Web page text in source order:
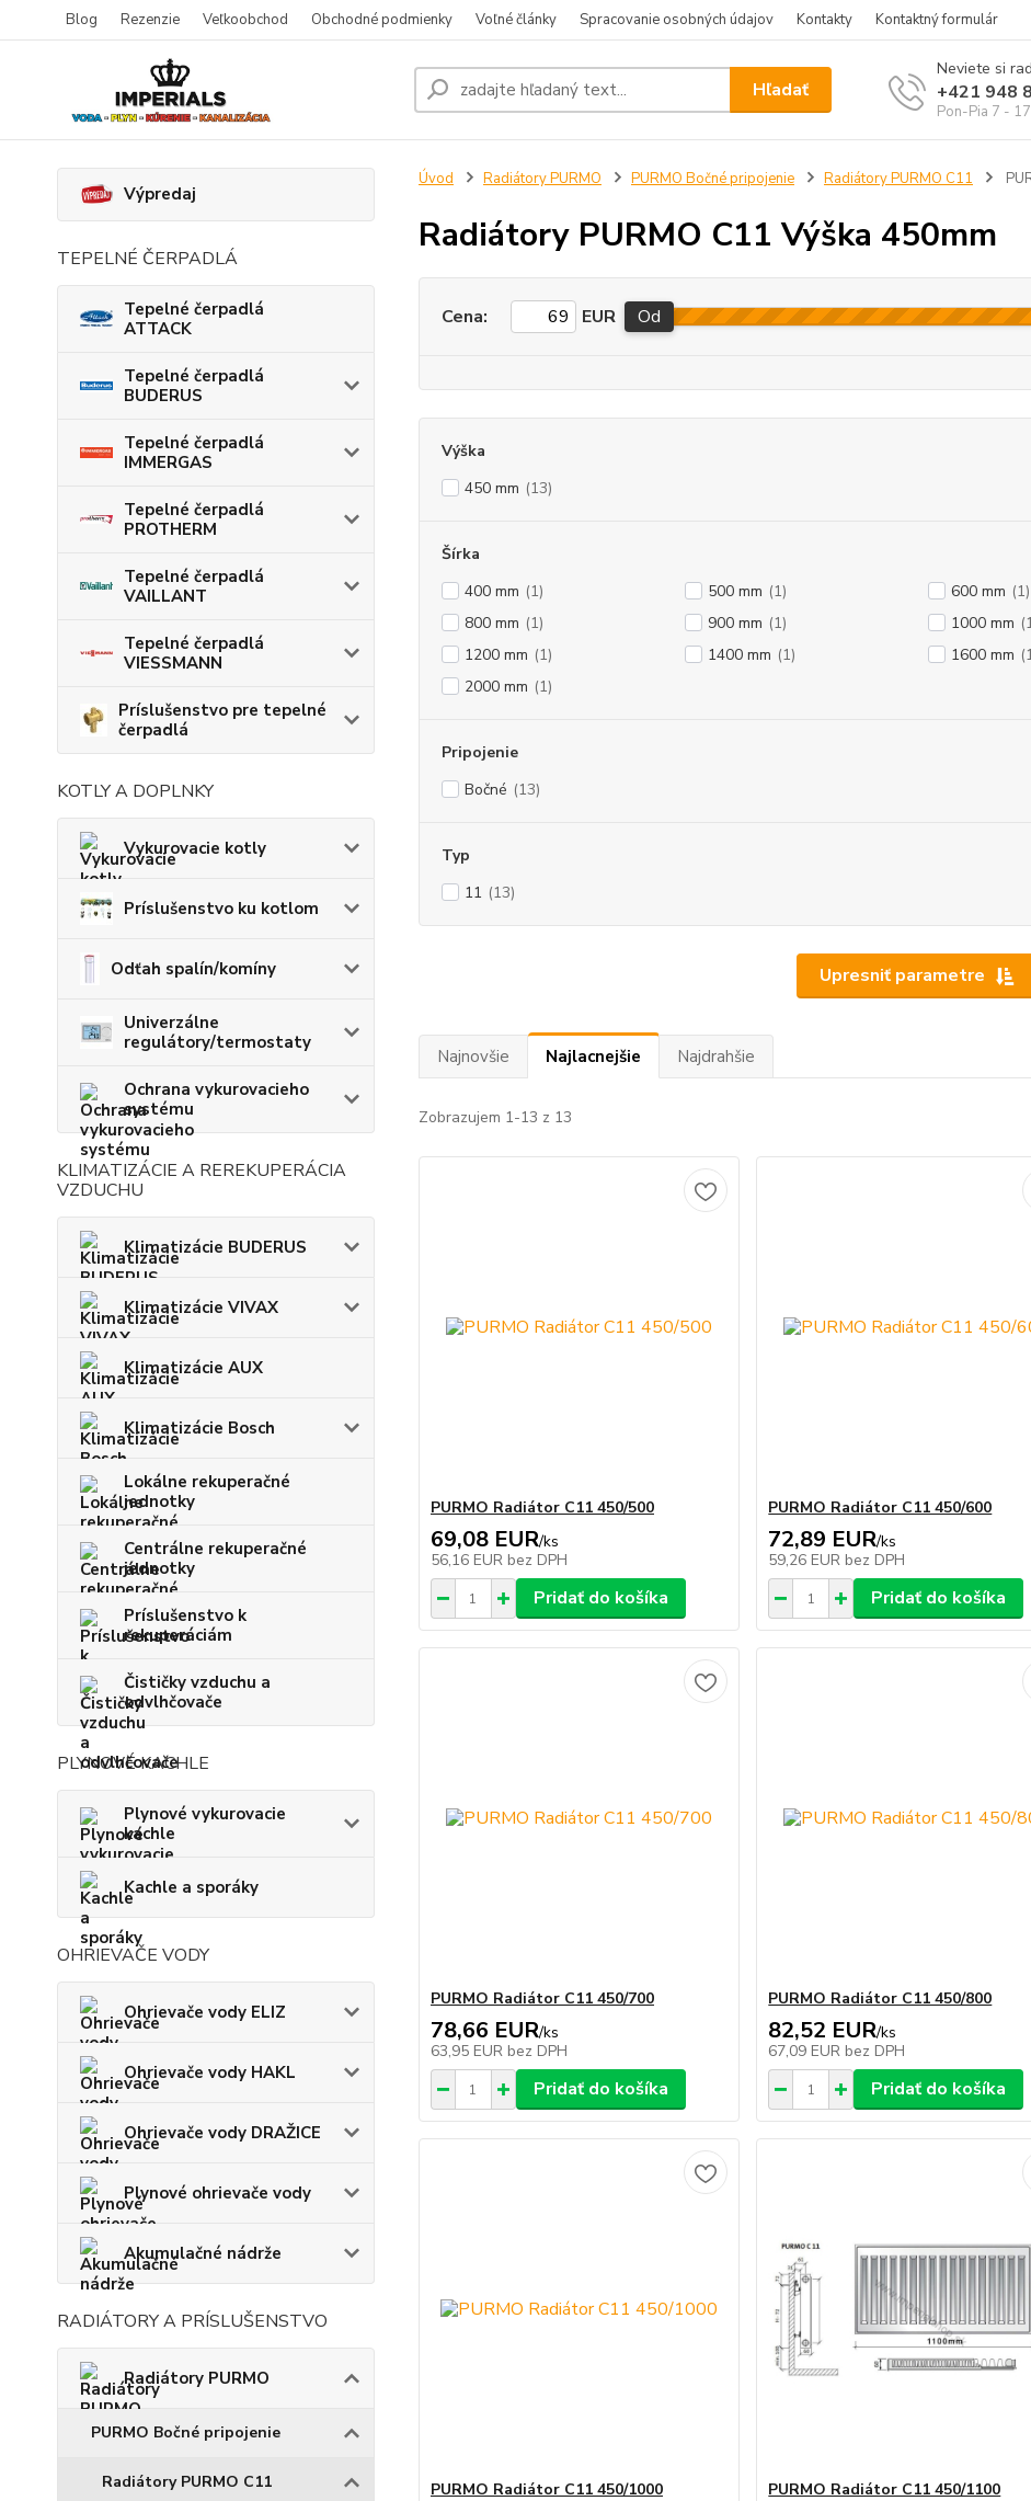
Blog Rezenzie Veľkoobchod Obchodné podmienky Voľné články Spracovanie osobných údajov Kontakty Kontaktný formulár
Hľadať
Neviete si
+421 948
Pon-Pia 7 -
Výpredaj
TEPELNÉ ČERPADLÁ
Tepelné čerpadlá
ATTACK
Tepelné čerpadlá
BUDERUS
Tepelné čerpadlá
IMMERGAS
Tepelné čerpadlá
PROTHERM
Tepelné čerpadlá
VAILLANT
Tepelné čerpadlá
VIESSMANN
Príslušenstvo pre tepelné
čerpadlá
KOTLY A DOPLNKY
Vykurovacie kotly
Príslušenstvo ku kotlom
Odťah spalín/komíny
Univerzálne
regulátory/termostaty
Ochrana vykurovacieho
systému
KLIMATIZÁCIE A REREKUPERÁCIA
VZDUCHU
Klimatizácie BUDERUS
Klimatizácie VIVAX
Klimatizácie AUX
Klimatizácie Bosch
Lokálne rekuperačné
jednotky
Centrálne rekuperačné
jednotky
Príslušenstvo k
rekuperáciám
Čističky vzduchu a
odvlhčovače
PLYNOVÉ KACHLE
Plynové vykurovacie
kachle
Kachle a sporáky
OHRIEVAČE VODY
Ohrievače vody ELIZ
Ohrievače vody HAKL
Ohrievače vody DRAŽICE
Plynové ohrievače vody
Akumulačné nádrže
RADIÁTORY A PRÍSLUŠENSTVO
Radiátory PURMO
PURMO Bočné pripojenie
Radiátory PURMO C11
Úvod Radiátory PURMO PURMO Bočné pripojenie Radiátory PURMO C11
Radiátory PURMO C11 Výška 450mm
Upresniť parametre
Cena: EUR Od
Výška
450 mm (13)
Šírka
400 mm (1) 500 mm (1) 600 mm (1)
800 mm (1) 900 mm (1) 1000 mm
1200 mm (1) 1400 mm (1) 1600 mm
2000 mm (1)
Pripojenie
Bočné (13)
Typ
11 (13)
Najnovšie Najlacnejšie Najdrahšie
Zobrazujem 1-13 z 13
PURMO Radiátor C11 450/500
69,08 EUR/ks
56,16 EUR bez DPH
Pridať do košíka
PURMO Radiátor C11 450/600
72,89 EUR/ks
59,26 EUR bez DPH
Pridať do košíka
PURMO Radiátor C11 450/700
78,66 EUR/ks
63,95 EUR bez DPH
Pridať do košíka
PURMO Radiátor C11 450/800
82,52 EUR/ks
67,09 EUR bez DPH
Pridať do košíka
PURMO Radiátor C11 450/1000 PURMO Radiátor C11 450/1100